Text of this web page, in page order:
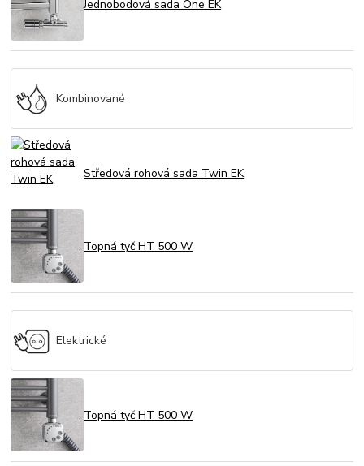
Jednobodová sada One EK
Kombinované
Středová rohová sada Twin EK
Topná tyč HT 500 W
Elektrické
Topná tyč HT 500 W